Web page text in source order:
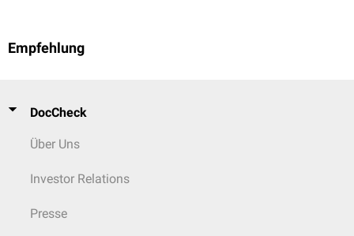
Empfehlung
DocCheck
Über Uns
Investor Relations
Presse